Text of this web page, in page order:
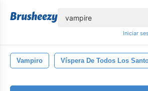
Iniciar
Vampiro Víspera De Todos Los